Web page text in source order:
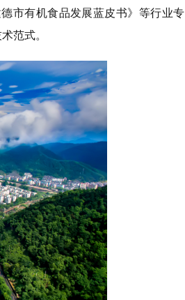
市有机食品发展蓝皮书》等行业专
范式。